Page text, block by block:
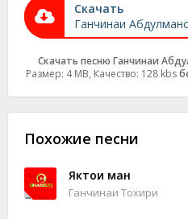
Скачать
Ганчинаи
Скачать песню Ганчинаи
Размер: 4 MB, Качество: 128 kbs
Похожие песни
Яктои ман
Ганчинаи Тохири